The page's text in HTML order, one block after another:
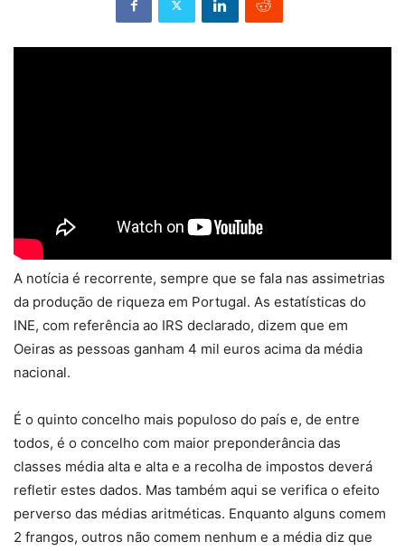
A notícia é recorrente, sempre que se fala nas assimetrias
da produção de riqueza em Portugal. As estatísticas do
INE, com referência ao IRS declarado, dizem que em
Oeiras as pessoas ganham 4 mil euros acima da média
nacional.
É o quinto concelho mais populoso do país e, de entre
todos, é o concelho com maior preponderância das
classes média alta e alta e a recolha de impostos deverá
refletir estes dados. Mas também aqui se verifica o efeito
perverso das médias aritméticas. Enquanto alguns comem
2 frangos, outros não comem nenhum e a média diz que